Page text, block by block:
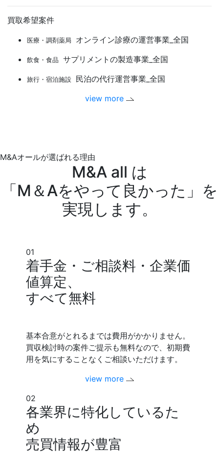
買取希望案件
医療・調剤薬局 オンライン診療の運営事業_全国
飲食・食品 サプリメントの製造事業_全国
旅行・宿泊施設
民泊の代行運営事業_全国
view more
M&Aオールが選ばれる理由
M&A all は
「M＆Aをやって良かった」を
実現します。
01
着手金・ご相談料・企業価
値算定、
すべて無料
基本合意がとれるまでは費用がかかりません。
買収検討時の案件ご提示も無料なので、初期費
用を気にすることなくご相談いただけます。
view more
02
各業界に特化しているた
め
売買情報が豊富